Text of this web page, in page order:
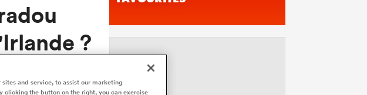
?
Published: 28 Janvier 2026 07:04 PST
and service, to assist our marketing
the button on the right, you can exercise